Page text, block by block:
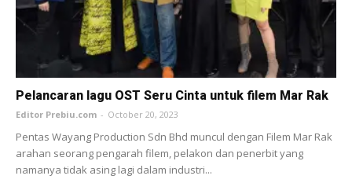
Pelancaran lagu OST Seru Cinta untuk filem Mar Rak
Editor Prebiu.com - October 20, 2023
Pentas Wayang Production Sdn Bhd muncul dengan Filem Mar Rak
arahan seorang pengarah filem, pelakon dan penerbit yang
namanya tidak asing lagi dalam industri...